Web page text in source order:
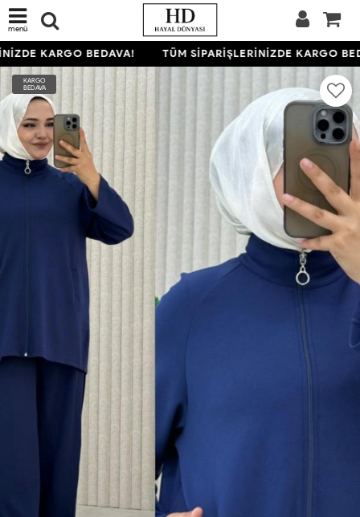
menü
KARGO BEDAVA! TÜM SİPARİŞLERİNİZDE KARGO
KARGO
BEDAVA